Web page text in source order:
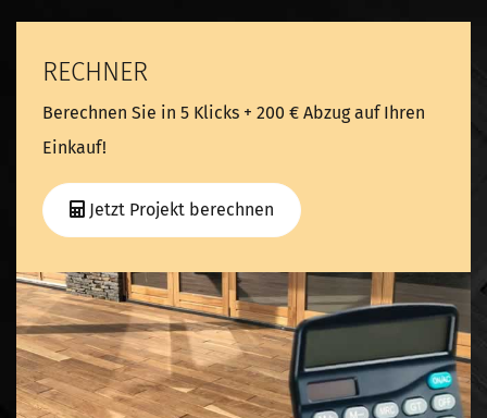
RECHNER
Berechnen Sie in 5 Klicks + 200 € Abzug auf Ihren
Einkauf!
Jetzt Projekt berechnen